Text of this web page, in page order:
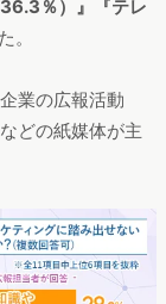
36.3％）』『テレ
。
業の広報活動
どの紙媒体が主